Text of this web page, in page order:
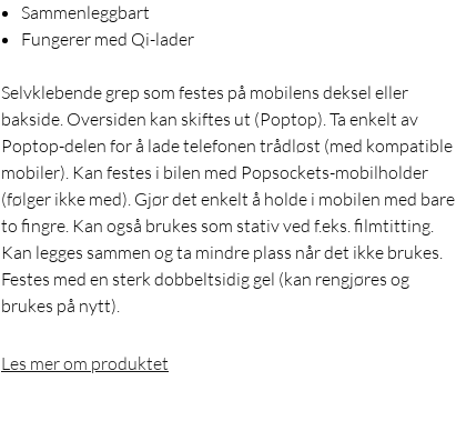
Sammenleggbart
Fungerer med Qi-lader
Selvklebende grep som festes på mobilens deksel eller
bakside. Oversiden kan skiftes ut (Poptop). Ta enkelt av
Poptop-delen for å lade telefonen trådløst (med kompatible
mobiler). Kan festes i bilen med Popsockets-mobilholder
(følger ikke med). Gjør det enkelt å holde i mobilen med bare
to fingre. Kan også brukes som stativ ved f.eks. filmtitting.
Kan legges sammen og ta mindre plass når det ikke brukes.
Festes med en sterk dobbeltsidig gel (kan rengjøres og
brukes på nytt).
Les mer om produktet